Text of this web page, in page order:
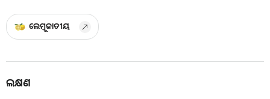
ଲେମ୍ବୁଜାତୀୟ
ଲକ୍ଷଣ